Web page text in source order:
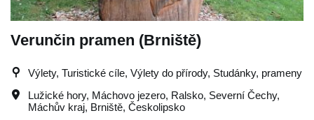
Verunčin pramen (Brniště)
Výlety, Turistické cíle, Výlety do přírody, Studánky, prameny
Lužické hory, Máchovo jezero, Ralsko, Severní Čechy,
Máchův kraj, Brniště, Českolipsko